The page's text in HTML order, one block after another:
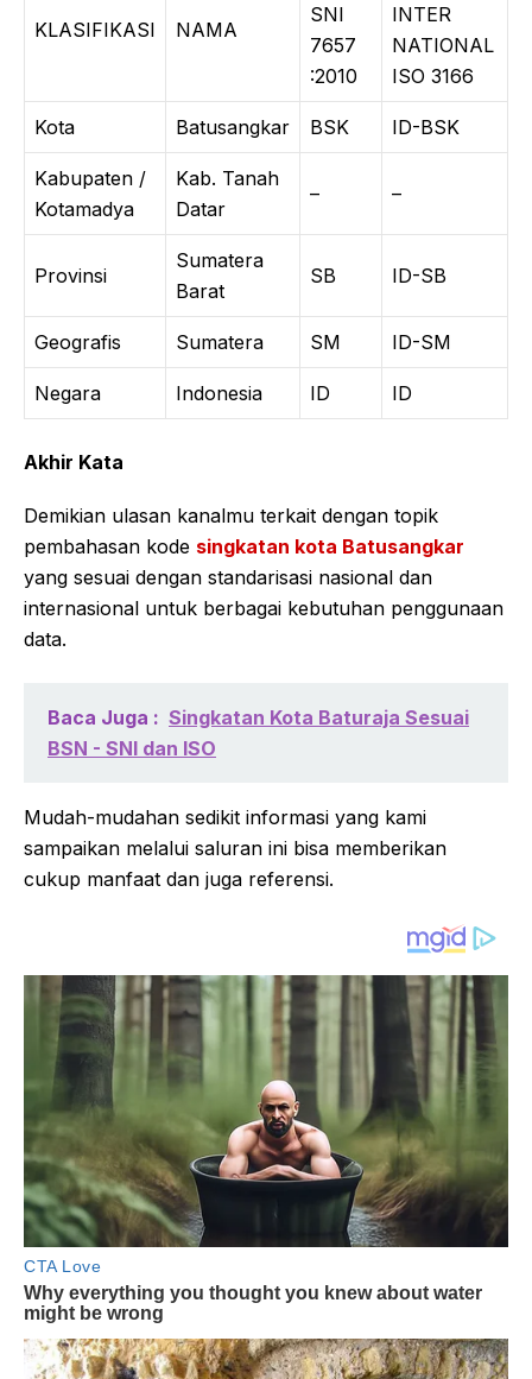
KLASIFIKASI NAMA
SNI
7657
:2010
INTER
NATIONAL
ISO 3166
Kota Batusangkar BSK ID-BSK
Kabupaten /
Kotamadya
Kab. Tanah
Datar
– –
Provinsi
Sumatera
Barat
SB ID-SB
Geografis Sumatera SM ID-SM
Negara Indonesia ID ID
Akhir Kata
Demikian ulasan kanalmu terkait dengan topik
pembahasan kode singkatan kota Batusangkar
yang sesuai dengan standarisasi nasional dan
internasional untuk berbagai kebutuhan penggunaan
data.
Baca Juga : Singkatan Kota Baturaja Sesuai
BSN - SNI dan ISO
Mudah-mudahan sedikit informasi yang kami
sampaikan melalui saluran ini bisa memberikan
cukup manfaat dan juga referensi.